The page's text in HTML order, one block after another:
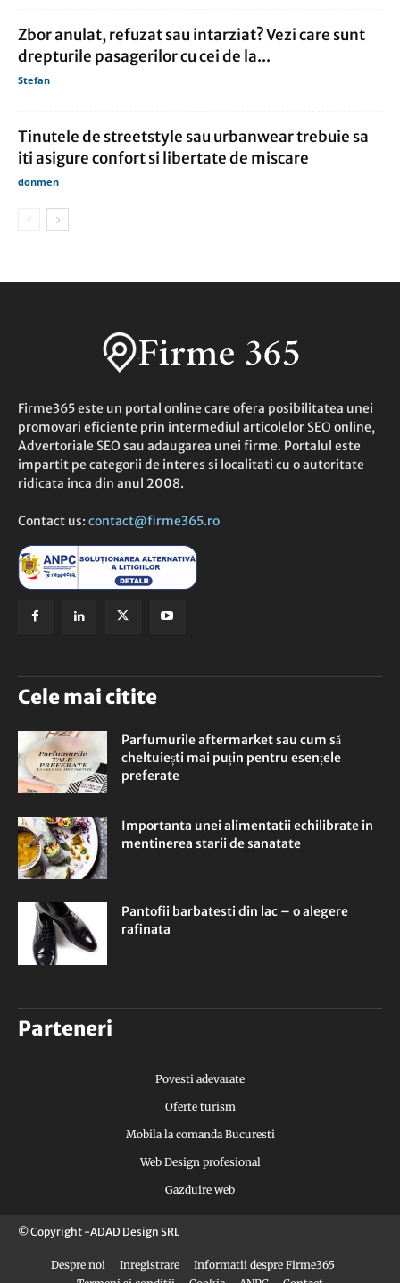
Zbor anulat, refuzat sau intarziat? Vezi care sunt
drepturile pasagerilor cu cei de la...
Stefan
Tinutele de streetstyle sau urbanwear trebuie sa
iti asigure confort si libertate de miscare
donmen
Firme365 este un portal online care ofera posibilitatea unei
promovari eficiente prin intermediul articolelor SEO online,
Advertoriale SEO sau adaugarea unei firme. Portalul este
impartit pe categorii de interes si localitati cu o autoritate
ridicata inca din anul 2008.
Contact us: contact@firme365.ro
Cele mai citite
Parfumurile aftermarket sau cum să
cheltuiești mai puțin pentru esențele
preferate
Importanta unei alimentatii echilibrate in
mentinerea starii de sanatate
Pantofii barbatesti din lac – o alegere
rafinata
Parteneri
Povesti adevarate
Oferte turism
Mobila la comanda Bucuresti
Web Design profesional
Gazduire web
© Copyright -ADAD Design SRL
Despre noi Inregistrare
Informatii despre Firme365